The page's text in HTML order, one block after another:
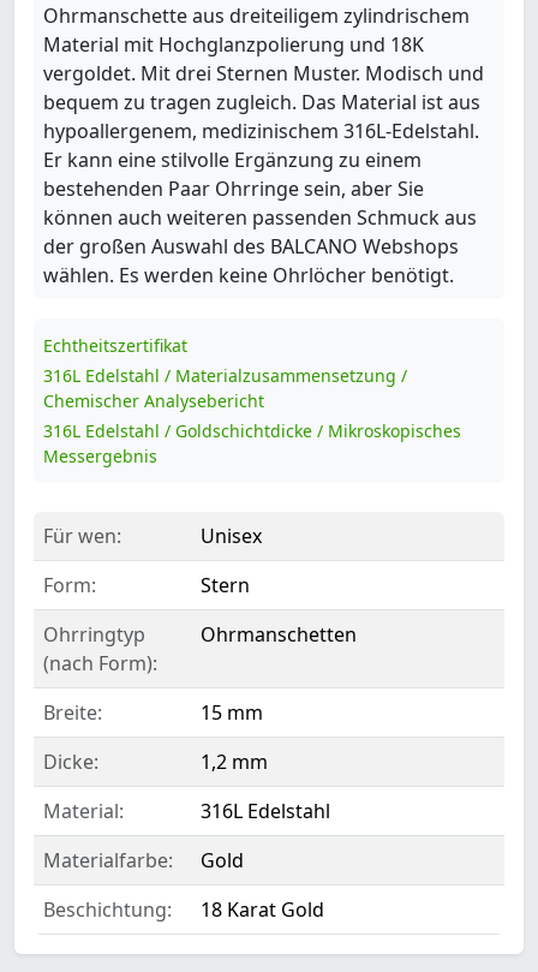
Ohrmanschette aus dreiteiligem zylindrischem
Material mit Hochglanzpolierung und 18K
vergoldet. Mit drei Sternen Muster. Modisch und
bequem zu tragen zugleich. Das Material ist aus
hypoallergenem, medizinischem 316L-Edelstahl.
Er kann eine stilvolle Ergänzung zu einem
bestehenden Paar Ohrringe sein, aber Sie
können auch weiteren passenden Schmuck aus
der großen Auswahl des BALCANO Webshops
wählen. Es werden keine Ohrlöcher benötigt.
Echtheitszertifikat
316L Edelstahl / Materialzusammensetzung /
Chemischer Analysebericht
316L Edelstahl / Goldschichtdicke / Mikroskopisches
Messergebnis
Für wen:
Unisex
Form:
Stern
Ohrringtyp
(nach Form):
Ohrmanschetten
Breite:
15 mm
Dicke:
1,2 mm
Material:
316L Edelstahl
Materialfarbe:
Gold
Beschichtung:
18 Karat Gold